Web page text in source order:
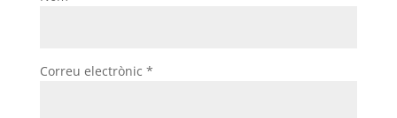
Correu electrònic *